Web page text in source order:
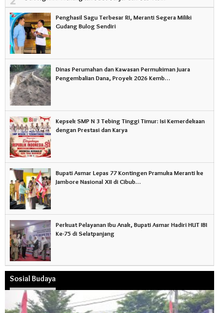
Penghasil Sagu Terbesar RI, Meranti Segera Miliki
Gudang Bulog Sendiri
Dinas Perumahan dan Kawasan Permukiman Juara
Pengembalian Dana, Proyek 2026 Kemb…
Kepsek SMP N 3 Tebing Tinggi Timur: Isi Kemerdekaan
dengan Prestasi dan Karya
Bupati Asmar Lepas 77 Kontingen Pramuka Meranti ke
Jambore Nasional XII di Cibub…
Perkuat Pelayanan Ibu Anak, Bupati Asmar Hadiri HUT IBI
Ke-75 di Selatpanjang
Sosial Budaya